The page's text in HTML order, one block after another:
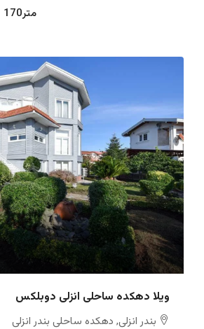
170متر
ویلا دهکده ساحلی انزلی دوبلکس
بندر انزلی, دهکده ساحلی بندر انزلی